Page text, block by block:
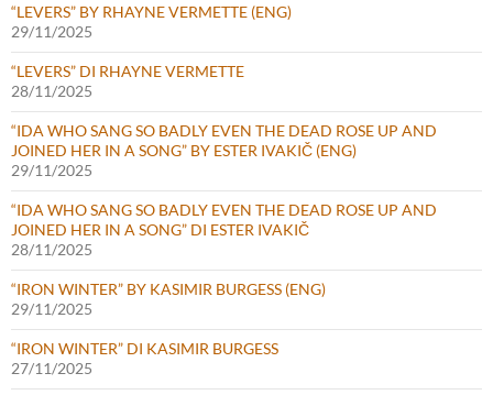
“LEVERS” BY RHAYNE VERMETTE (ENG)
29/11/2025
“LEVERS” DI RHAYNE VERMETTE
28/11/2025
“IDA WHO SANG SO BADLY EVEN THE DEAD ROSE UP AND
JOINED HER IN A SONG” BY ESTER IVAKIČ (ENG)
29/11/2025
“IDA WHO SANG SO BADLY EVEN THE DEAD ROSE UP AND
JOINED HER IN A SONG” DI ESTER IVAKIČ
28/11/2025
“IRON WINTER” BY KASIMIR BURGESS (ENG)
29/11/2025
“IRON WINTER” DI KASIMIR BURGESS
27/11/2025